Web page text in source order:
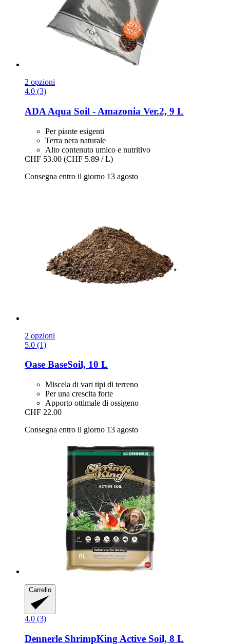
2 opzioni
4.0 (3)
ADA Aqua Soil -​ Amazonia Ver.2, 9 L
Per piante esigenti
Terra nera naturale
Alto contenuto umico e nutritivo
CHF 53.00 (CHF 5.89 / L)
Consegna entro il giorno 13 agosto
2 opzioni
5.0 (1)
Oase BaseSoil, 10 L
Miscela di vari tipi di terreno
Per una crescita forte
Apporto ottimale di ossigeno
CHF 22.00
Consegna entro il giorno 13 agosto
Carrello
4.0 (3)
Dennerle ShrimpKing Active Soil, 8 L